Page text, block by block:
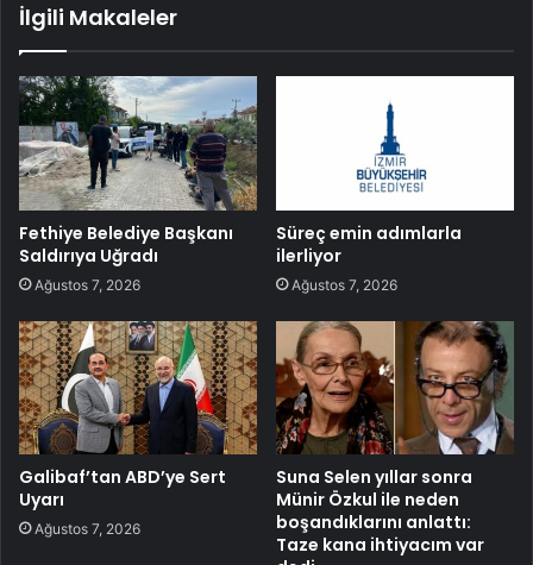
İlgili Makaleler
Fethiye Belediye Başkanı
Saldırıya Uğradı
Ağustos 7, 2026
Süreç emin adımlarla
ilerliyor
Ağustos 7, 2026
Galibaf’tan ABD’ye Sert
Uyarı
Ağustos 7, 2026
Suna Selen yıllar sonra
Münir Özkul ile neden
boşandıklarını anlattı:
Taze kana ihtiyacım var